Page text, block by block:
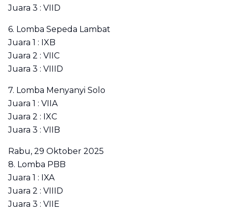
Juara 3 : VIID
6. Lomba Sepeda Lambat
Juara 1 : IXB
Juara 2 : VIIC
Juara 3 : VIIID
7. Lomba Menyanyi Solo
Juara 1 : VIIA
Juara 2 : IXC
Juara 3 : VIIB
Rabu, 29 Oktober 2025
8. Lomba PBB
Juara 1 : IXA
Juara 2 : VIIID
Juara 3 : VIIE